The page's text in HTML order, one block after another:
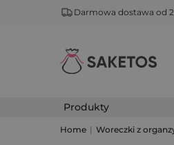
Darmowa dostawa od
Produkty
Home | Woreczki z